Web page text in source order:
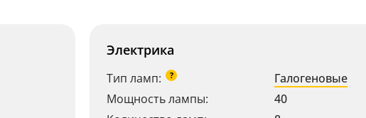
Электрика
Тип ламп: ?
Галогеновые
Мощность лампы:
40